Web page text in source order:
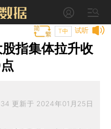
试听
T中
股指集体拉升收
更新于 2024年01月25日